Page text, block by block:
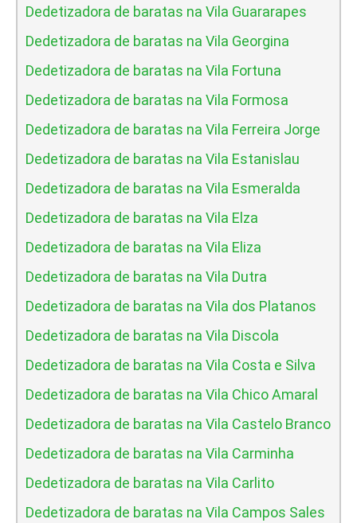
Dedetizadora de baratas na Vila Guararapes
Dedetizadora de baratas na Vila Georgina
Dedetizadora de baratas na Vila Fortuna
Dedetizadora de baratas na Vila Formosa
Dedetizadora de baratas na Vila Ferreira Jorge
Dedetizadora de baratas na Vila Estanislau
Dedetizadora de baratas na Vila Esmeralda
Dedetizadora de baratas na Vila Elza
Dedetizadora de baratas na Vila Eliza
Dedetizadora de baratas na Vila Dutra
Dedetizadora de baratas na Vila dos Platanos
Dedetizadora de baratas na Vila Discola
Dedetizadora de baratas na Vila Costa e Silva
Dedetizadora de baratas na Vila Chico Amaral
Dedetizadora de baratas na Vila Castelo Branco
Dedetizadora de baratas na Vila Carminha
Dedetizadora de baratas na Vila Carlito
Dedetizadora de baratas na Vila Campos Sales